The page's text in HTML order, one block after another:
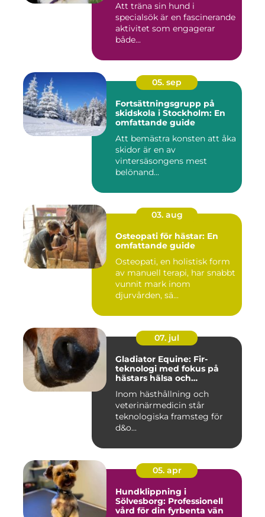
Att träna sin hund i
specialsök är en fascinerande
aktivitet som engagerar
både...
05. sep
Fortsättningsgrupp på
skidskola i Stockholm: En
omfattande guide
Att bemästra konsten att åka
skidor är en av
vintersäsongens mest
belönand...
03. aug
Osteopati för hästar: En
omfattande guide
Osteopati, en holistisk form
av manuell terapi, har snabbt
vunnit mark inom
djurvården, sä...
07. jul
Gladiator Equine: Fir-
teknologi med fokus på
hästars hälsa och
Inom hästhållning och
veterinärmedicin står
teknologiska framsteg för
d&o...
05. apr
Hundklippning i
Sölvesborg: Professionell
vård för din fyrbenta vän